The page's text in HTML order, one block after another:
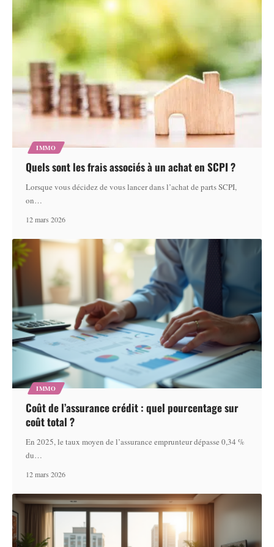
IMMO
Quels sont les frais associés à un achat en SCPI ?
Lorsque vous décidez de vous lancer dans l’achat de parts SCPI,
on…
12 mars 2026
IMMO
Coût de l’assurance crédit : quel pourcentage sur
coût total ?
En 2025, le taux moyen de l’assurance emprunteur dépasse 0,34 %
du…
12 mars 2026